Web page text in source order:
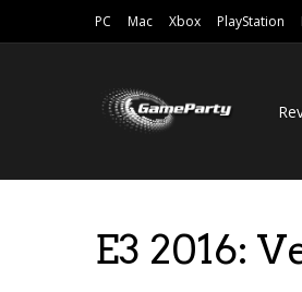
PC Mac Xbox PlayStation
E3 2016: